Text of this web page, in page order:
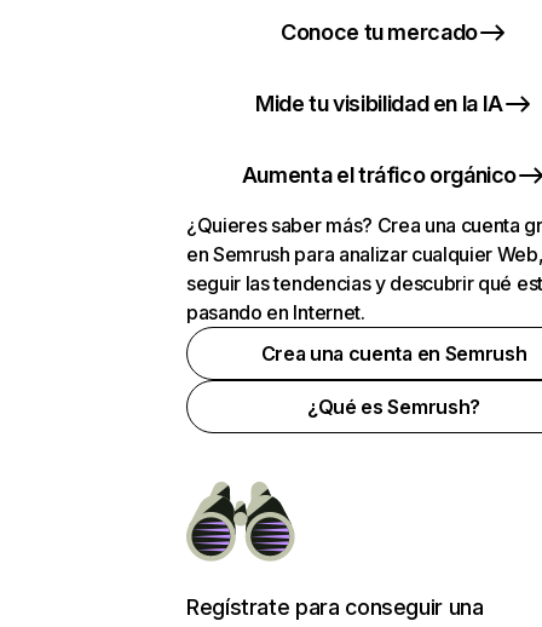
Conoce tu mercado
Mide tu visibilidad en la IA
Aumenta el tráfico orgánico
¿Quieres saber más? Crea una cuenta
en Semrush para analizar cualquier
seguir las tendencias y descubrir qué
pasando en Internet.
Crea una cuenta en Semrush
¿Qué es Semrush?
Regístrate para conseguir una